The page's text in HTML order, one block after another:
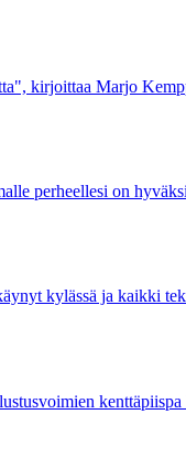
kirjoittaa Marjo
perheellesi on
kylässä ja kaikki